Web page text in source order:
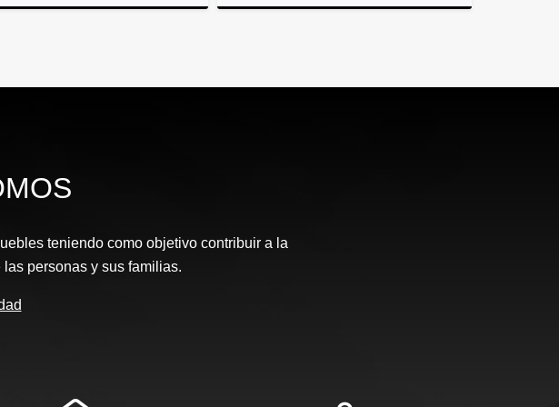
teniendo como objetivo contribuir a la
personas y sus familias.